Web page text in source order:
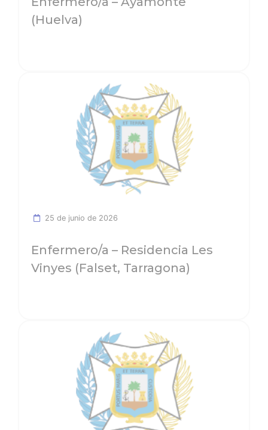
(Huelva)
25 de junio de 2026
Enfermero/a – Residencia Les
Vinyes (Falset, Tarragona)